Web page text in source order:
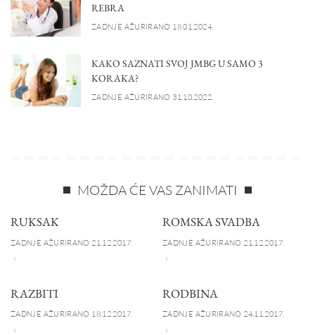
REBRA
ZADNJE AŽURIRANO 18.01.2024.
KAKO SAZNATI SVOJ JMBG U SAMO 3
KORAKA?
ZADNJE AŽURIRANO 31.10.2022.
MOŽDA ĆE VAS ZANIMATI
RUKSAK
ZADNJE AŽURIRANO 21.12.2017.
ROMSKA SVADBA
ZADNJE AŽURIRANO 21.12.2017.
RAZBITI
ZADNJE AŽURIRANO 18.12.2017.
RODBINA
ZADNJE AŽURIRANO 24.11.2017.